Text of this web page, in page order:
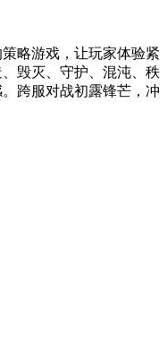
略游戏，让玩家体验紧
毁灭、守护、混沌、秩
跨服对战初露锋芒，冲